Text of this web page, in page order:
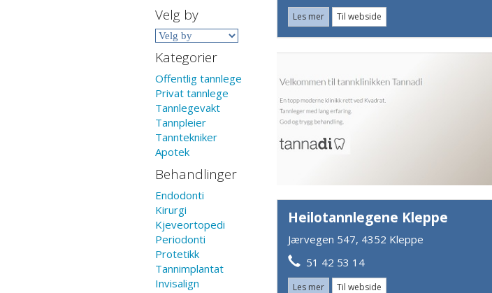
Velg by
Kategorier
Offentlig tannlege
Privat tannlege
Tannlegevakt
Tannpleier
Tanntekniker
Apotek
Behandlinger
Endodonti
Kirurgi
Kjeveortopedi
Periodonti
Protetikk
Tannimplantat
Invisalign
Les mer Til webside
Heilotannlegene Kleppe
Jærvegen 547, 4352 Kleppe
51 42 53 14
Les mer Til webside